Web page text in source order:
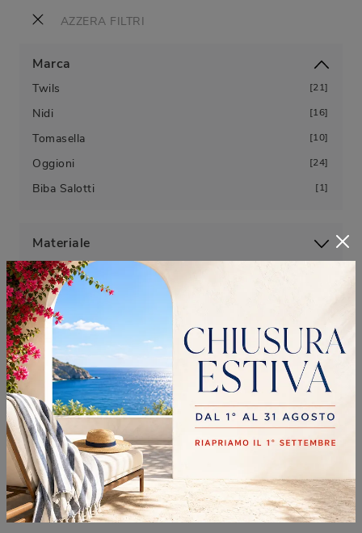
AZZERA FILTRI
Marca
Twils 21
Nidi 16
Tomasella 10
Oggioni 24
Biba Salotti 1
Materiale
Stile
Tipologia
I più visti a :